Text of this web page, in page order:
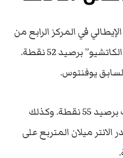
في المركز الرابع من
ترتيب الدوري الإيطالي ” الكاتشيو” برصيد 52 نقطة.
يوفنتوس.
الذي يحتل المركز الثالث برصيد 55 نقطة. وكذلك
ميلان المتربع على